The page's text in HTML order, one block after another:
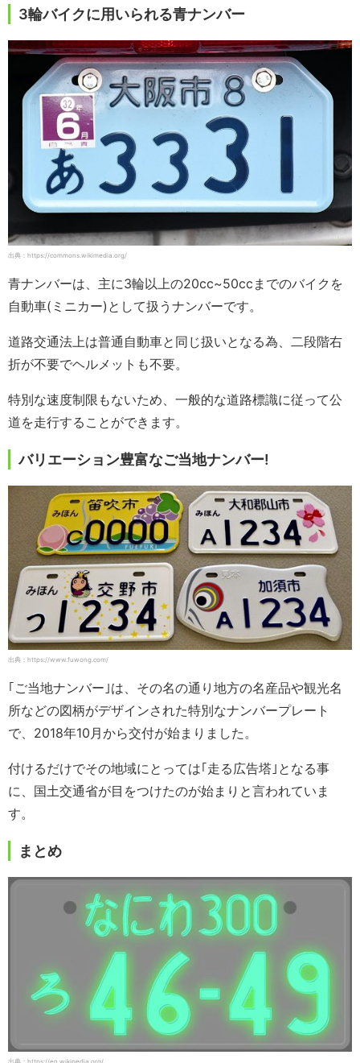
3輪バイクに用いられる青ナンバー
出典：https://commons.wikimedia.org/
青ナンバーは、主に3輪以上の20cc~50ccまでのバイクを
自動車(ミニカー)として扱うナンバーです。
道路交通法上は普通自動車と同じ扱いとなる為、二段階右
折が不要でヘルメットも不要。
特別な速度制限もないため、一般的な道路標識に従って公
道を走行することができます。
バリエーション豊富なご当地ナンバー!
出典：https://www.fuwong.com/
｢ご当地ナンバー｣は、その名の通り地方の名産品や観光名
所などの図柄がデザインされた特別なナンバープレート
で、2018年10月から交付が始まりました。
付けるだけでその地域にとっては｢走る広告塔｣となる事
に、国土交通省が目をつけたのが始まりと言われていま
す。
まとめ